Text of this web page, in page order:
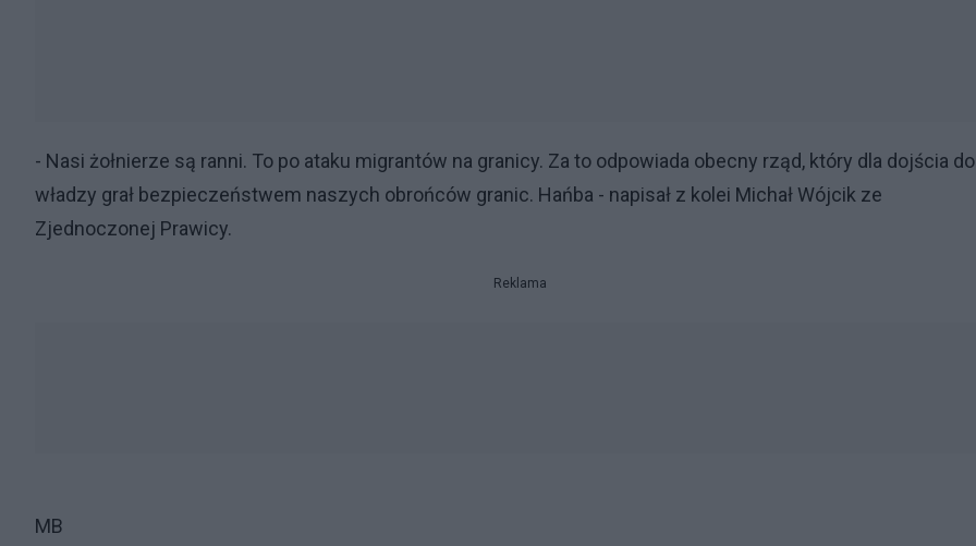
- Nasi żołnierze są ranni. To po ataku migrantów na granicy. Za to odpowiada obecny rząd, który dla dojścia do
władzy grał bezpieczeństwem naszych obrońców granic. Hańba - napisał z kolei Michał Wójcik ze
Zjednoczonej Prawicy.
Reklama
MB